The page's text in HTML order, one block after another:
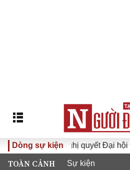
Dòng sự kiện
Đưa Nghị quyết Đại hội Đảng
TOÀN CẢNH Sự kiện